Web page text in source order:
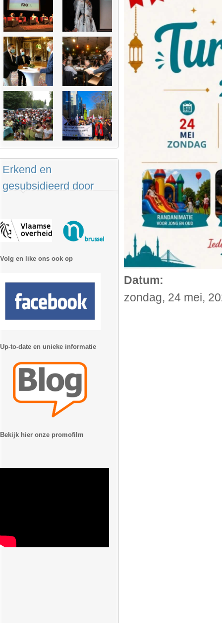
Datum:
zondag, 24 mei,
Erkend en
gesubsidieerd door
Volg en like ons ook op
Up-to-date en unieke informatie
Bekijk hier onze promofilm